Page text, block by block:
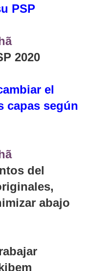
PSP
2020
el
capas según
del
abajo